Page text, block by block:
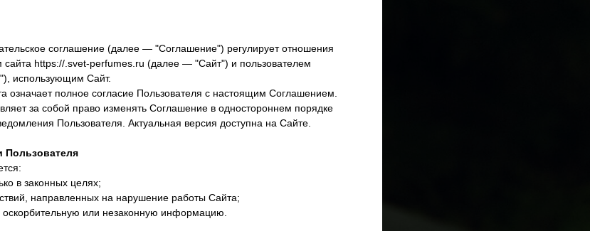
соглашение (далее — "Соглашение") регулирует отношения
https://.svet-perfumes.ru (далее — "Сайт") и пользователем
использующим Сайт.
означает полное согласие Пользователя с настоящим Соглашением.
за собой право изменять Соглашение в одностороннем порядке
Пользователя. Актуальная версия доступна на Сайте.
Пользователя
в законных целях;
направленных на нарушение работы Сайта;
или незаконную информацию.